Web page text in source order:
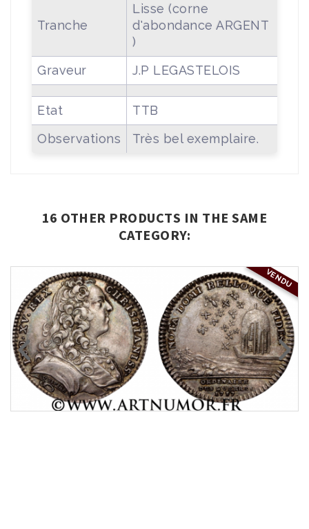
Tranche
Lisse (corne
d'abondance ARGENT
)
Graveur
J.P LEGASTELOIS
Etat
TTB
Observations
Très bel exemplaire.
16 OTHER PRODUCTS IN THE SAME
CATEGORY:
VENDU